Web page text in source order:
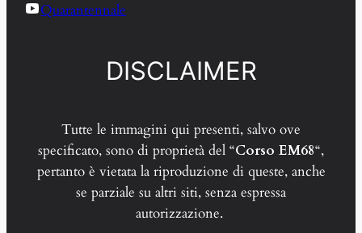
Quarantennale
DISCLAIMER
Tutte le immagini qui presenti, salvo ove
specificato, sono di proprietà del “Corso EM68“,
pertanto è vietata la riproduzione di queste, anche
se parziale su altri siti, senza espressa
autorizzazione.